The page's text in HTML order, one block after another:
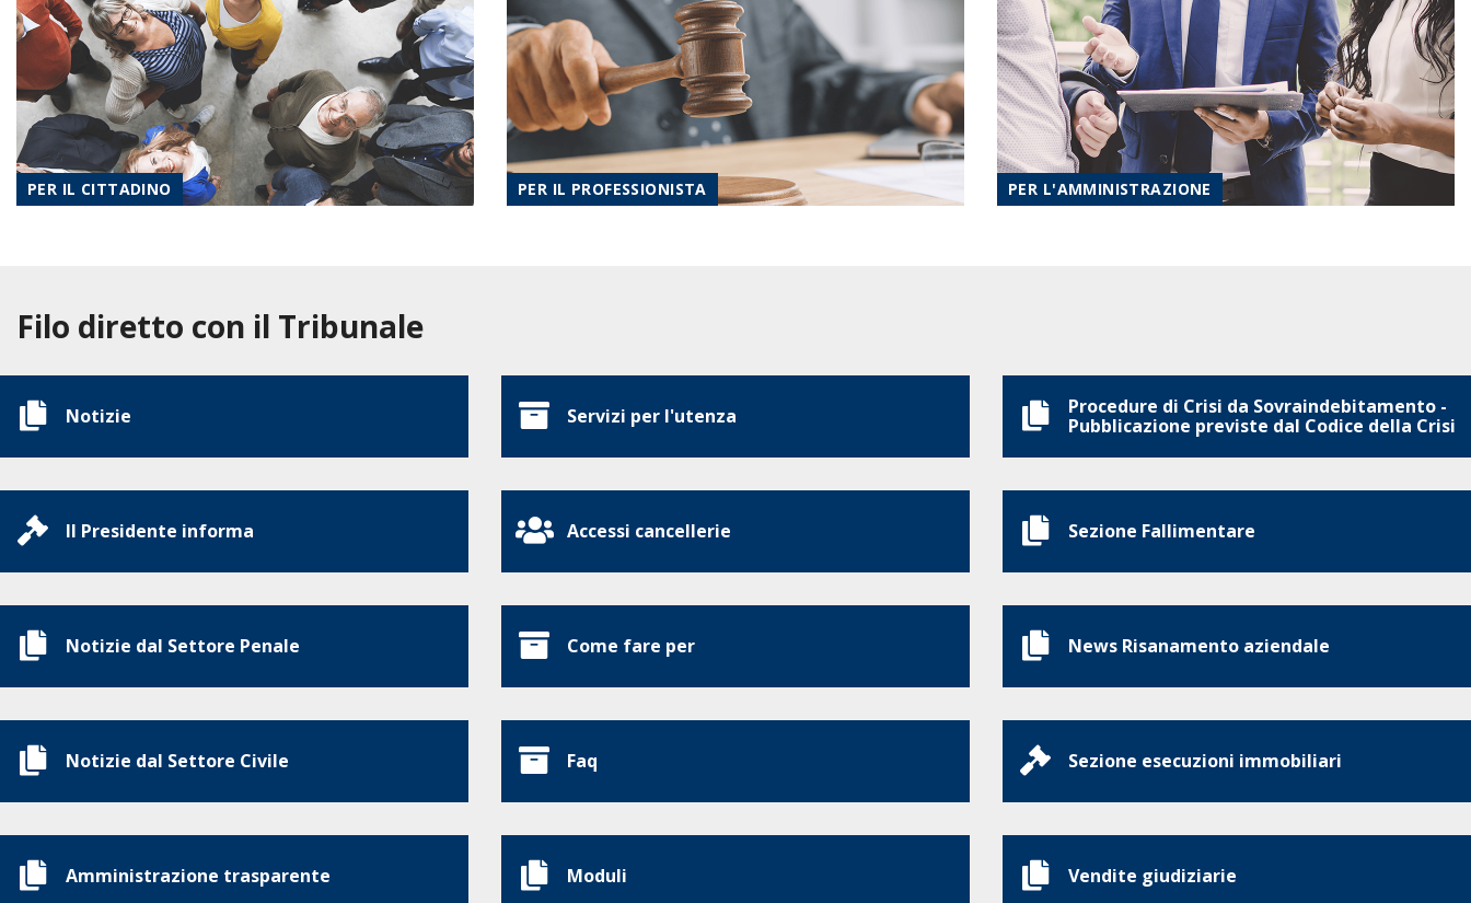
PER IL CITTADINO PER IL PROFESSIONISTA PER L'AMMINISTRAZIONE
Filo diretto con il Tribunale
Notizie Servizi per l'utenza
Procedure di Crisi da Sovraindebitamento -
Pubblicazione previste dal Codice della Crisi
Il Presidente informa Accessi cancellerie Sezione Fallimentare
Notizie dal Settore Penale Come fare per News Risanamento aziendale
Notizie dal Settore Civile Faq Sezione esecuzioni immobiliari
Amministrazione trasparente Moduli Vendite giudiziarie